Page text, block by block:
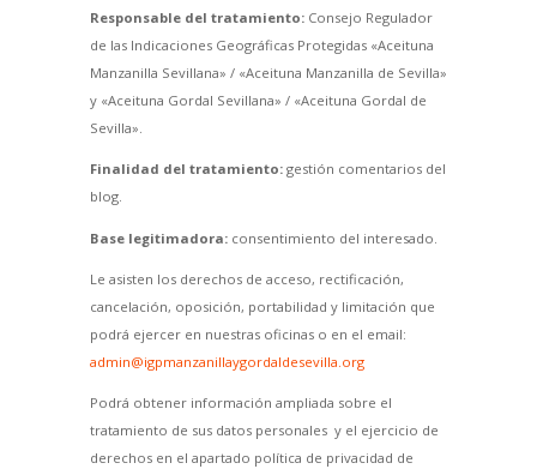
Responsable del tratamiento:Consejo Regulador
de las Indicaciones Geográficas Protegidas «Aceituna
Manzanilla Sevillana» / «Aceituna Manzanilla de Sevilla»
y «Aceituna Gordal Sevillana» / «Aceituna Gordal de
Sevilla».
Finalidad del tratamiento:gestión comentarios del
blog.
Base legitimadora:consentimiento del interesado.
Le asisten los derechos de acceso, rectificación,
cancelación, oposición, portabilidad y limitación que
podrá ejercer en nuestras oficinas o en el email:
admin@igpmanzanillaygordaldesevilla.org
Podrá obtener información ampliada sobre el
tratamiento de sus datos personales y el ejercicio de
derechos en el apartado política de privacidad de